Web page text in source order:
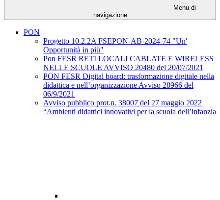
Menu di
navigazione
PON
Progetto 10.2.2A FSEPON-AB-2024-74 "Un'
Opportunità in più"
Pon FESR RETI LOCALI CABLATE E WIRELESS
NELLE SCUOLE AVVISO 20480 del 20/07/2021
PON FESR Digital board: trasformazione digitale nella
didattica e nell’organizzazione Avviso 28966 del
06/9/2021
Avviso pubblico prot.n. 38007 del 27 maggio 2022
“Ambienti didattici innovativi per la scuola dell’infanzia